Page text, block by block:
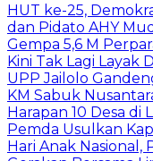
HUT ke-25,
dan Pidato AHY
Gempa 5,6 M
Kini Tak Lagi Layak
UPP Jailolo
KM Sabuk
Harapan 10 Desa di
Pemda Usulkan
Hari Anak Nasional,